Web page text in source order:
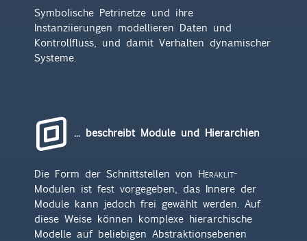
Symbolische Petrinetze und ihre
Instanziierungen modellieren Daten und
Kontrollfluss, und damit Verhalten dynamischer
Systeme.
... beschreibt Module und Hierarchien
Die Form der Schnittstellen von Heraklit-
Modulen ist fest vorgegeben, das Innere der
Module kann jedoch frei gewählt werden. Auf
diese Weise können komplexe hierarchische
Modelle auf beliebigen Abstraktionsebenen